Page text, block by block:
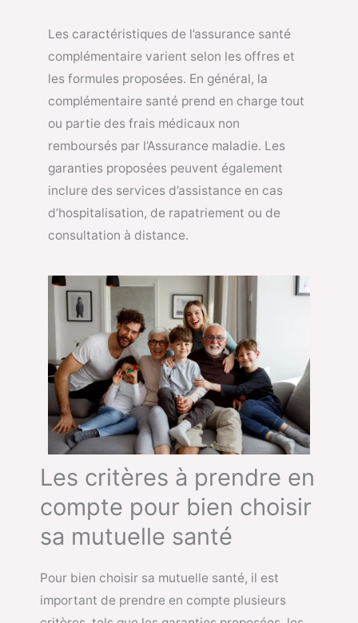
Les caractéristiques de l’assurance santé
complémentaire varient selon les offres et
les formules proposées. En général, la
complémentaire santé prend en charge tout
ou partie des frais médicaux non
remboursés par l’Assurance maladie. Les
garanties proposées peuvent également
inclure des services d’assistance en cas
d’hospitalisation, de rapatriement ou de
consultation à distance.
Les critères à prendre en
compte pour bien choisir
sa mutuelle santé
Pour bien choisir sa mutuelle santé, il est
important de prendre en compte plusieurs